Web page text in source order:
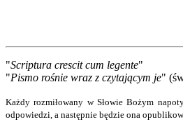
"Scriptura crescit cum legente"
"Pismo rośnie wraz z czytającym je"
Każdy rozmiłowany w Słowie Bożym
odpowiedzi, a następnie będzie ona